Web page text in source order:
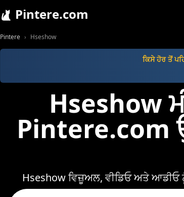
Pintere.com
Pintere Hseshow
ਕਿਸੇ ਹੋਰ ਤੋਂ
Hseshow
Pintere.com
Hseshow ਵਿਜ਼ੂਅਲ, ਵੀਡਿਓ ਅਤੇ ਆਡੀਓ